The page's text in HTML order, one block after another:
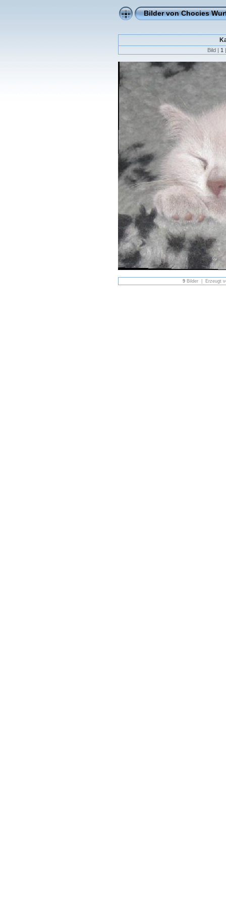
Bilder von Chocies
Bild | 1 |
9Bilder | Erzeugt